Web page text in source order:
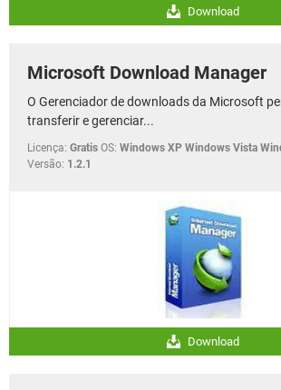
Download
Microsoft Download Manager
O Gerenciador de downloads da Microsoft
transferir e gerenciar...
Licença: Gratis OS: Windows XP Windows Vista
Versão: 1.2.1
Download